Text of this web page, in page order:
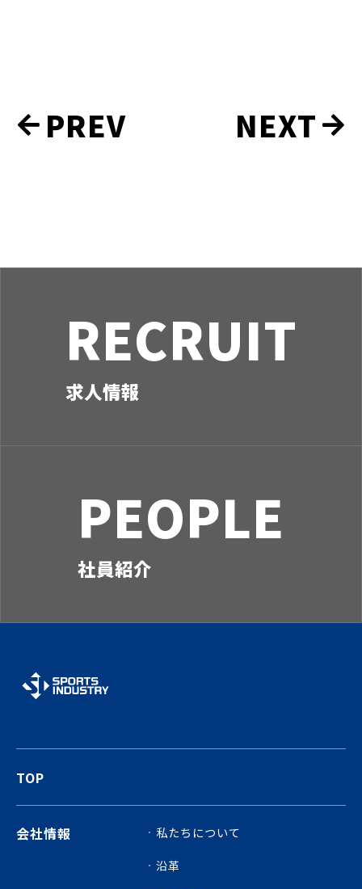
沿
革
PREV NEXT
RECRUIT
求人情報
PEOPLE
社員紹介
TOP
会社情報
私たちについて
沿革